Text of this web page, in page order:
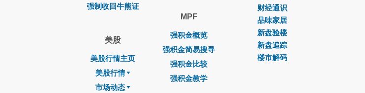
强制收回牛熊证
美股
美股行情主页
美股行情
市场动态
MPF
强积金概览
强积金简易搜寻
强积金比较
强积金教学
财经通识
品味家居
新盘验楼
新盘追踪
楼市解码